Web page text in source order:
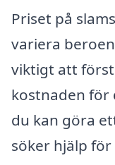
Priset på
variera
viktigt att
kostnaden för
du kan göra
söker hjälp